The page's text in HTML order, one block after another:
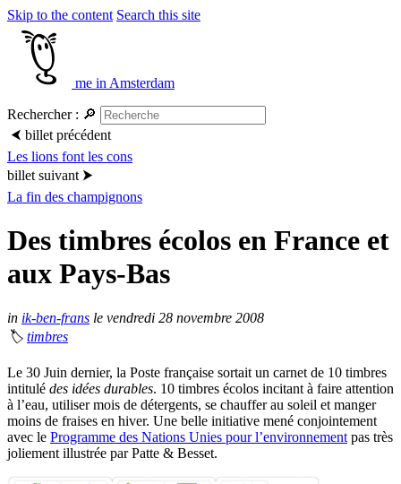
Skip to the content Search this site
me in Amsterdam
Rechercher : 🔎
⮜ billet précédent
Les lions font les cons
billet suivant ⮞
La fin des champignons
Des timbres écolos en France et
aux Pays-Bas
in ik-ben-frans le vendredi 28 novembre 2008
🏷 timbres
Le 30 Juin dernier, la Poste française sortait un carnet de 10 timbres
intitulé des idées durables. 10 timbres écolos incitant à faire attention
à l’eau, utiliser mois de détergents, se chauffer au soleil et manger
moins de fraises en hiver. Une belle initiative mené conjointement
avec le Programme des Nations Unies pour l’environnement pas très
joliement illustrée par Patte & Besset.